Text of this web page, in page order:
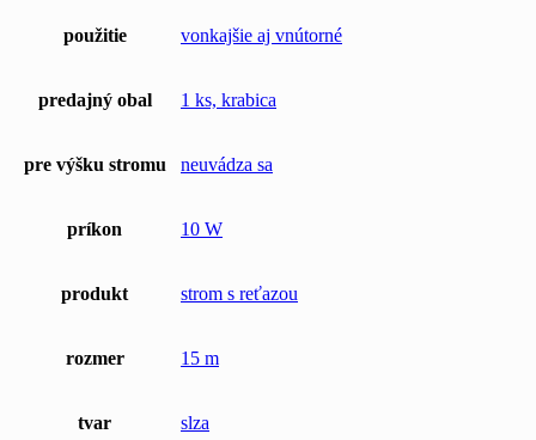
použitie vonkajšie aj vnútorné
predajný obal 1 ks, krabica
pre výšku stromu neuvádza sa
príkon 10 W
produkt strom s reťazou
rozmer 15 m
tvar slza